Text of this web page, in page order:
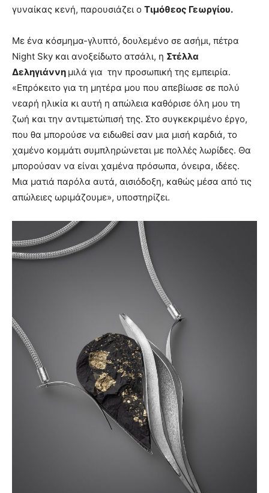
γυναίκας κενή, παρουσιάζει ο Τιμόθεος Γεωργίου.
Με ένα κόσμημα-γλυπτό, δουλεμένο σε ασήμι, πέτρα
Night Sky και ανοξείδωτο ατσάλι, η Στέλλα
Δεληγιάννη μιλά για την προσωπική της εμπειρία.
«Επρόκειτο για τη μητέρα μου που απεβίωσε σε πολύ
νεαρή ηλικία κι αυτή η απώλεια καθόρισε όλη μου τη
ζωή και την αντιμετώπισή της. Στο συγκεκριμένο έργο,
που θα μπορούσε να ειδωθεί σαν μια μισή καρδιά, το
χαμένο κομμάτι συμπληρώνεται με πολλές λωρίδες. Θα
μπορούσαν να είναι χαμένα πρόσωπα, όνειρα, ιδέες.
Μια ματιά παρόλα αυτά, αισιόδοξη, καθώς μέσα από τις
απώλειες ωριμάζουμε», υποστηρίζει.